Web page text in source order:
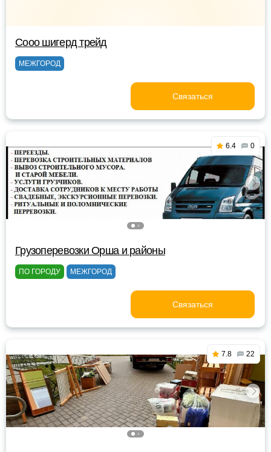
Сооо шигерд трейд
МЕЖГОРОД
Связаться
6.4 0
Грузоперевозки Орша и районы
ПО ГОРОДУ МЕЖГОРОД
Связаться
7.8 22